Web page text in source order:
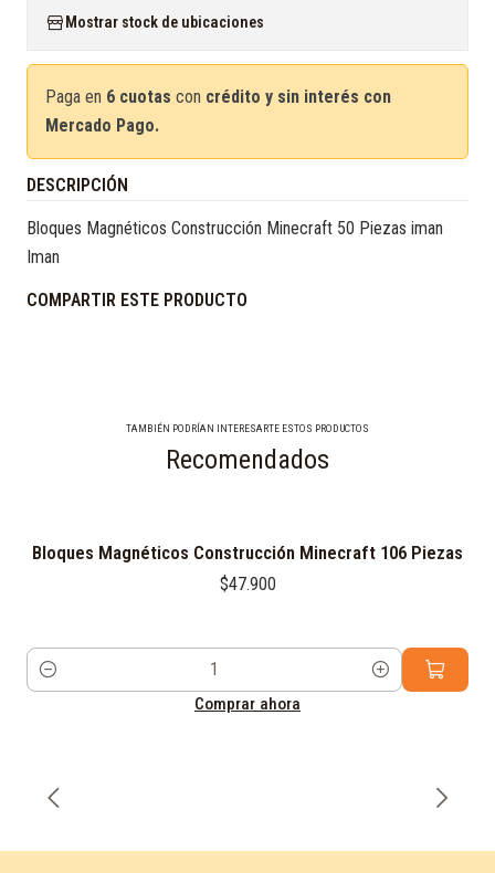
Mostrar stock de ubicaciones
Paga en 6 cuotas con crédito y sin interés con
Mercado Pago.
DESCRIPCIÓN
Bloques Magnéticos Construcción Minecraft 50 Piezas iman
Iman
COMPARTIR ESTE PRODUCTO
TAMBIÉN PODRÍAN INTERESARTE ESTOS PRODUCTOS
Recomendados
Bloques Magnéticos Construcción Minecraft 106 Piezas
$47.900
Cantidad
Comprar ahora